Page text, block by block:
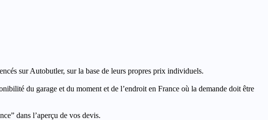
sur Autobutler, sur la base de leurs propres prix individuels.
du garage et du moment et de l’endroit en France où la demande doit être
dans l’aperçu de vos devis.